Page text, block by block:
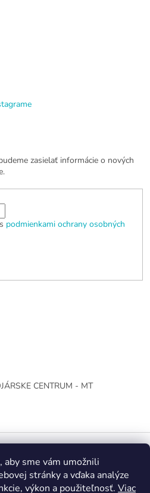
aby sme vám umožnili
stránky a vďaka analýze
výkon a použiteľnosť. Viac
zasielať informácie o nových
podmienkami ochrany osobných
CENTRUM - MT
Shoptet